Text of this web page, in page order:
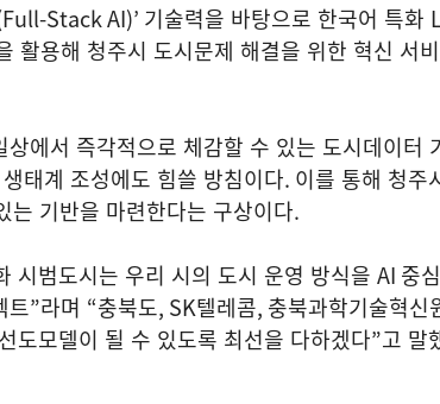
Stack AI)’ 기술력을 바탕으로 한국어 특화
활용해 청주시 도시문제 해결을 위한 혁신 서
에서 즉각적으로 체감할 수 있는 도시데이터
태계 조성에도 힘쓸 방침이다. 이를 통해 청주
는 기반을 마련한다는 구상이다.
시범도시는 우리 시의 도시 운영 방식을 AI 중
트”라며 “충북도, SK텔레콤, 충북과학기술혁신
선도모델이 될 수 있도록 최선을 다하겠다”고 말